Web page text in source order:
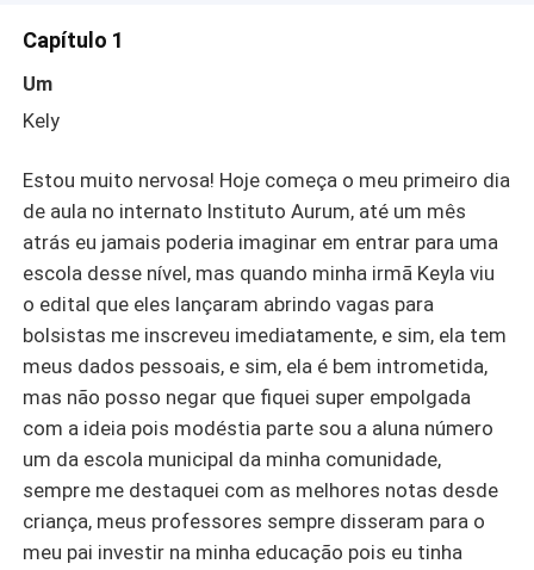
Capítulo 1
Um
Kely
Estou muito nervosa! Hoje começa o meu primeiro dia
de aula no internato Instituto Aurum, até um mês
atrás eu jamais poderia imaginar em entrar para uma
escola desse nível, mas quando minha irmã Keyla viu
o edital que eles lançaram abrindo vagas para
bolsistas me inscreveu imediatamente, e sim, ela tem
meus dados pessoais, e sim, ela é bem intrometida,
mas não posso negar que fiquei super empolgada
com a ideia pois modéstia parte sou a aluna número
um da escola municipal da minha comunidade,
sempre me destaquei com as melhores notas desde
criança, meus professores sempre disseram para o
meu pai investir na minha educação pois eu tinha